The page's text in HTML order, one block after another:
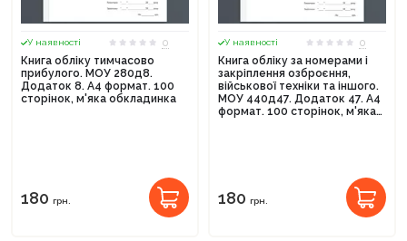
У наявності
0
Книга обліку тимчасово
прибулого. МОУ 280д8.
Додаток 8. А4 формат. 100
сторінок, м'яка обкладинка
180 грн.
У наявності
0
Книга обліку за номерами і
закріплення озброєння,
військової техніки та іншого.
МОУ 440д47. Додаток 47. А4
формат. 100 сторінок, м'яка
180 грн.